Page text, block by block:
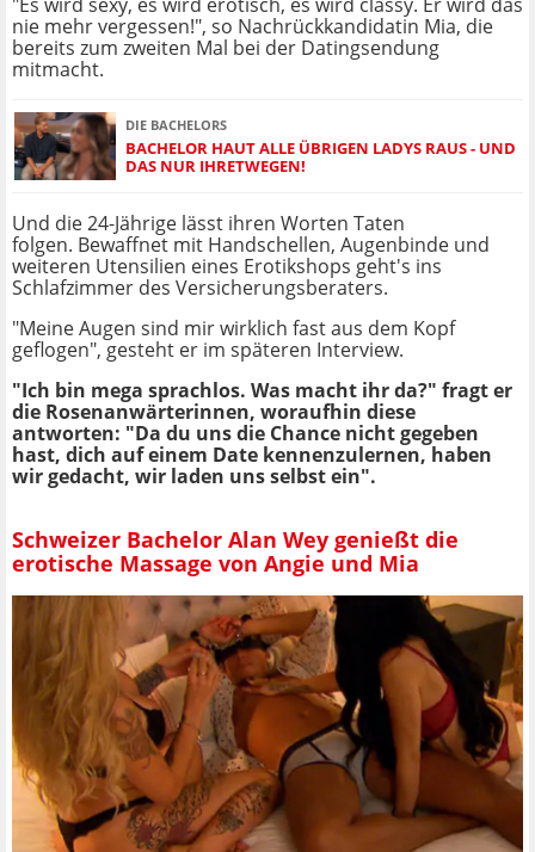
nie mehr vergessen!", so Nachrückkandidatin Mia, die
bereits zum zweiten Mal bei der Datingsendung
mitmacht.
DIE BACHELORS
BACHELOR HAUT ALLE ÜBRIGEN LADYS RAUS - UND
DAS NUR IHRETWEGEN!
Und die 24-Jährige lässt ihren Worten Taten
folgen. Bewaffnet mit Handschellen, Augenbinde und
weiteren Utensilien eines Erotikshops geht's ins
Schlafzimmer des Versicherungsberaters.
"Meine Augen sind mir wirklich fast aus dem Kopf
geflogen", gesteht er im späteren Interview.
"Ich bin mega sprachlos. Was macht ihr da?" fragt er
die Rosenanwärterinnen, woraufhin diese
antworten: "Da du uns die Chance nicht gegeben
hast, dich auf einem Date kennenzulernen, haben
wir gedacht, wir laden uns selbst ein".
Schweizer Bachelor Alan Wey genießt die
erotische Massage von Angie und Mia